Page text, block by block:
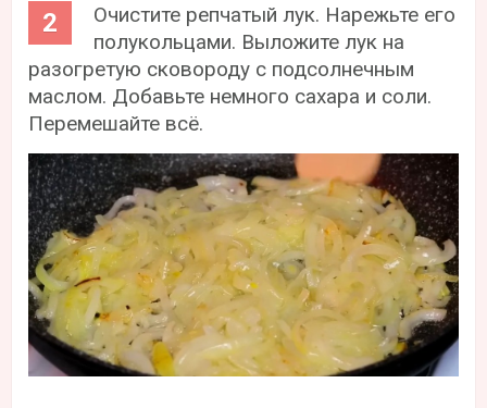
Очистите репчатый лук. Нарежьте его
полукольцами. Выложите лук на
разогретую сковороду с подсолнечным
маслом. Добавьте немного сахара и соли.
Перемешайте всё.